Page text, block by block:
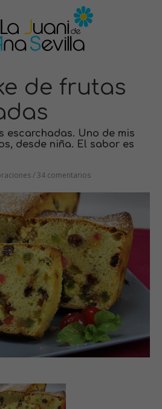
de frutas
escarchadas. Uno de mis
desde niña. El sabor es
/ 34 comentarios